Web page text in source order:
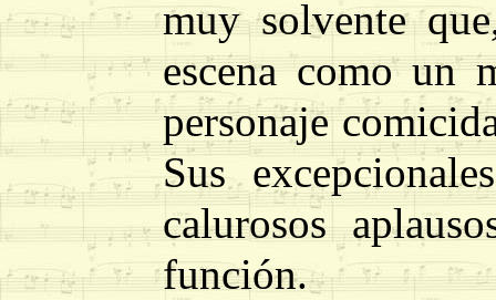
muy solvente
escena como un
personaje
Sus
calurosos
función.